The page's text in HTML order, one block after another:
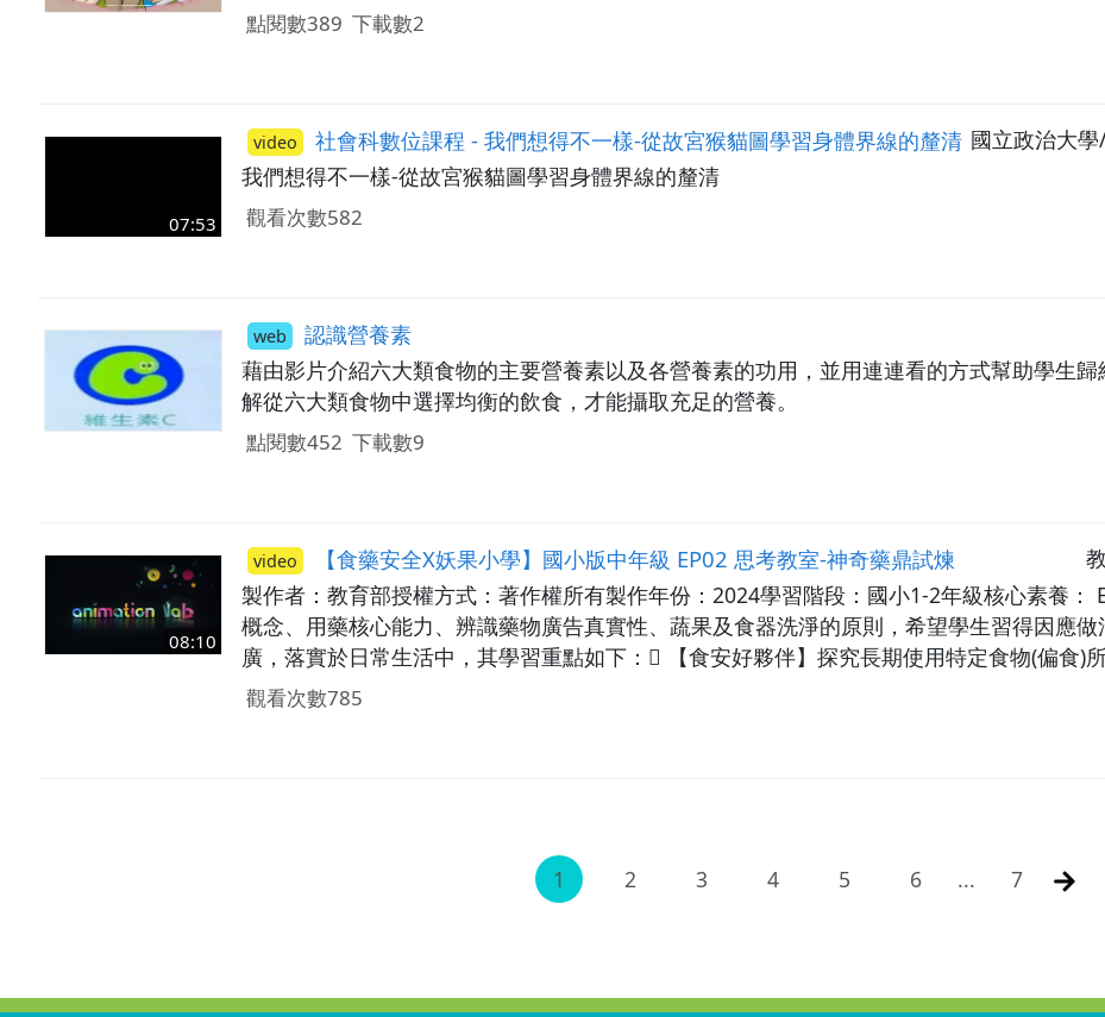
點閱數389 下載數2
07:53
video 社會科數位課程 - 我們想得不一樣-從故宮猴貓圖學習身體界線的釐清 國立政治大
我們想得不一樣-從故宮猴貓圖學習身體界線的釐清
觀看次數582
web 認識營養素
藉由影片介紹六大類食物的主要營養素以及各營養素的功用，並用連連看的方式幫助學生
解從六大類食物中選擇均衡的飲食，才能攝取充足的營養。
點閱數452 下載數9
08:10
video 【食藥安全X妖果小學】國小版中年級 EP02 思考教室-神奇藥鼎試煉
製作者：教育部授權方式：著作權所有製作年份：2024學習階段：國小1-2年級核心素養：
概念、用藥核心能力、辨識藥物廣告真實性、蔬果及食器洗淨的原則，希望學生習得因應
廣，落實於日常生活中，其學習重點如下： 【食安好夥伴】探究長期使用特定食物(偏食)
藥物對身體的保護作用。 【食藥保平安】能在生活中實踐安全食藥的行動。【故事大綱】
片，再次和大家分享食藥安全裡其他的小知識。【應對重點】 01:00 1.洗淨有一套-不可用洗碗精或鹽水洗淨，要用清水洗蔬果，蔬果清潔
觀看次數785
1 2 3 4 5 6 ... 7